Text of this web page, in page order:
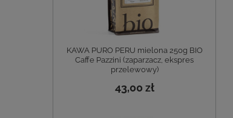
KAWA PURO PERU mielona 250g BIO
Caffe Pazzini (zaparzacz, ekspres
przelewowy)
43,00 zł